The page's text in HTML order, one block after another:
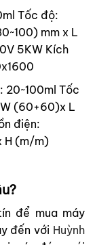
Tốc độ:
mm x L
5KW Kích
20~100ml Tốc
W (60+60)x L
điện:
H (m/m)
để mua máy
đến với Huỳnh